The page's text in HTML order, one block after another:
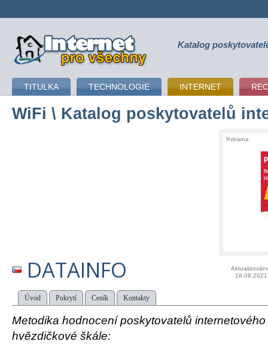
připojení k internetu Katalog
TITULKA TECHNOLOGIE INTERNET
WiFi \ Katalog poskytovatelů
Reklama:
DATAINFO
18.08.2021
Úvod Pokrytí Ceník Kontakty
Metodika hodnocení poskytovatelů
hvězdičkové škále: